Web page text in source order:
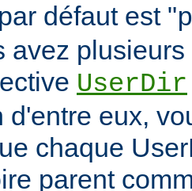
défaut est "
avez
UserDir
d'entre eux,
chaque
parent